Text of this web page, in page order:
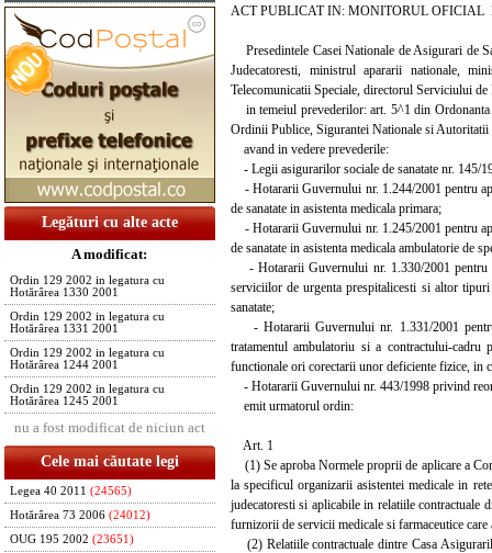
Legături cu alte acte
A modificat:
Ordin 129 2002 in legatura cu
Hotărârea 1330 2001
Ordin 129 2002 in legatura cu
Hotărârea 1331 2001
Ordin 129 2002 in legatura cu
Hotărârea 1244 2001
Ordin 129 2002 in legatura cu
Hotărârea 1245 2001
nu a fost modificat de niciun act
Cele mai căutate legi
Legea 40 2011 (24565)
Hotărârea 73 2006 (24012)
OUG 195 2002 (23651)
ACT PUBLICAT IN: MONITORUL OFICIAL
Presedintele Casei Nationale de Asigurari de
Judecatoresti, ministrul apararii nationale,
Telecomunicatii Speciale, directorul Serviciului
in temeiul prevederilor: art. 5^1 din Ordonanta
Ordinii Publice, Sigurantei Nationale si Autoritatii
avand in vedere prevederile:
- Legii asigurarilor sociale de sanatate nr. 145/
- Hotararii Guvernului nr. 1.244/2001 pentru
de sanatate in asistenta medicala primara;
- Hotararii Guvernului nr. 1.245/2001 pentru
de sanatate in asistenta medicala ambulatorie de
- Hotararii Guvernului nr. 1.330/2001 pentru
serviciilor de urgenta prespitalicesti si altor
sanatate;
- Hotararii Guvernului nr. 1.331/2001 pentru
tratamentul ambulatoriu si a contractului-
functionale ori corectarii unor deficiente fizice, in
- Hotararii Guvernului nr. 443/1998 privind
emit urmatorul ordin:
Art. 1
(1) Se aproba Normele proprii de aplicare a
la specificul organizarii asistentei medicale in
judecatoresti si aplicabile in relatiile contractuale
furnizorii de servicii medicale si farmaceutice care
(2) Relatiile contractuale dintre Casa